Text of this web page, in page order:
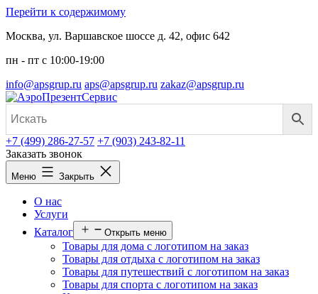
Перейти к содержимому
Москва, ул. Варшавское шоссе д. 42, офис 642
пн - пт c 10:00-19:00
info@apsgrup.ru aps@apsgrup.ru zakaz@apsgrup.ru
+7 (499) 286-27-57 +7 (903) 243-82-11
Заказать звонок
Меню Закрыть
О нас
Услуги
Каталог
Открыть меню
Товары для дома с логотипом на заказ
Товары для отдыха с логотипом на заказ
Товары для путешествий с логотипом на заказ
Товары для спорта с логотипом на заказ